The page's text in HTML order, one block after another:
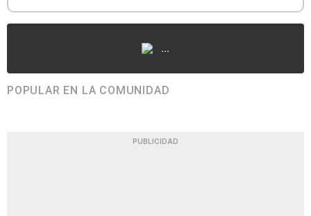
...
POPULAR EN LA COMUNIDAD
PUBLICIDAD